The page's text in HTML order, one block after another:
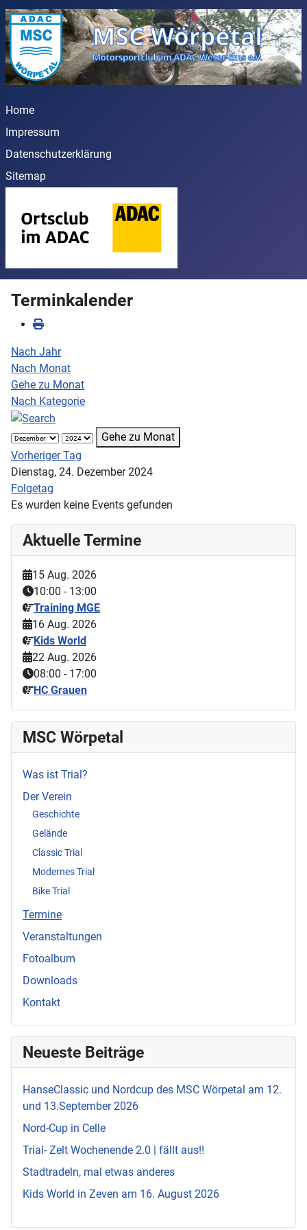
Home
Impressum
Datenschutzerklärung
Sitemap
Terminkalender
Nach Jahr
Nach Monat
Gehe zu Monat
Nach Kategorie
Gehe zu Monat
Vorheriger Tag
Dienstag, 24. Dezember 2024
Folgetag
Es wurden keine Events gefunden
Aktuelle Termine
15 Aug. 2026
10:00 - 13:00
Training MGE
16 Aug. 2026
Kids World
22 Aug. 2026
08:00 - 17:00
HC Grauen
MSC Wörpetal
Was ist Trial?
Der Verein
Geschichte
Gelände
Classic Trial
Modernes Trial
Bike Trial
Termine
Veranstaltungen
Fotoalbum
Downloads
Kontakt
Neueste Beiträge
HanseClassic und Nordcup des MSC Wörpetal am 12.
und 13.September 2026
Nord-Cup in Celle
Trial- Zelt Wochenende 2.0 | fällt aus!!
Stadtradeln, mal etwas anderes
Kids World in Zeven am 16. August 2026